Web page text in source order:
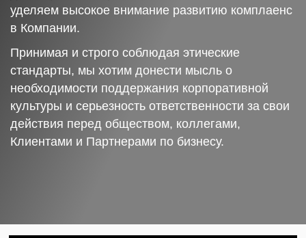
уделяем высокое внимание развитию комплаенс
в Компании.
Принимая и строго соблюдая этические
стандарты, мы хотим донести мысль о
необходимости поддержания корпоративной
культуры и серьезность ответственности за свои
действия перед обществом, коллегами,
Клиентами и Партнерами по бизнесу.